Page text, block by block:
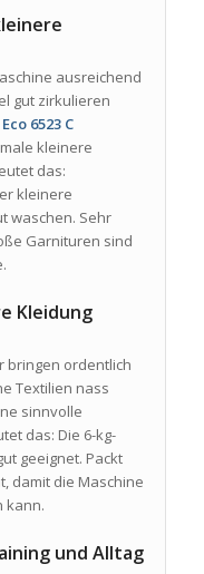
ausreichend
gut zirkulieren
6523 C
kleinere
das:
kleinere
waschen. Sehr
Garnituren sind
Kleidung
bringen ordentlich
Textilien nass
sinnvolle
das: Die 6-kg-
geeignet. Packt
damit die Maschine
kann.
und Alltag